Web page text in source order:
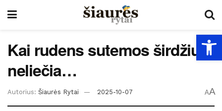
Kai rudens sutemos širdžių
neliečia…
Autorius: Šiaurės Rytai 2025-10-07 AA